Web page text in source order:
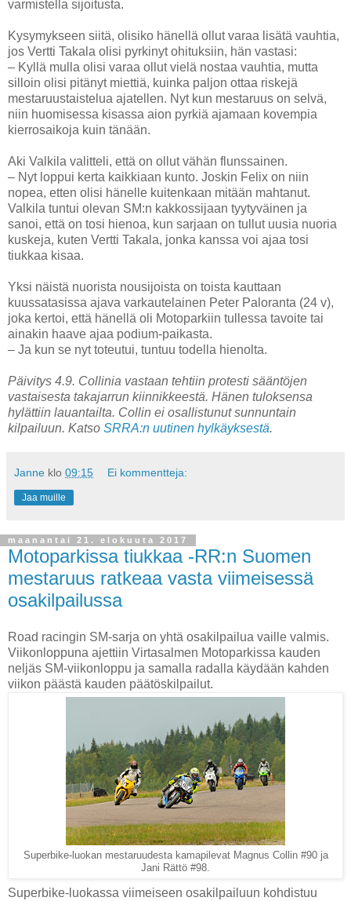
varmistella sijoitusta.
Kysymykseen siitä, olisiko hänellä ollut varaa lisätä vauhtia,
jos Vertti Takala olisi pyrkinyt ohituksiin, hän vastasi:
– Kyllä mulla olisi varaa ollut vielä nostaa vauhtia, mutta
silloin olisi pitänyt miettiä, kuinka paljon ottaa riskejä
mestaruustaistelua ajatellen. Nyt kun mestaruus on selvä,
niin huomisessa kisassa aion pyrkiä ajamaan kovempia
kierrosaikoja kuin tänään.
Aki Valkila valitteli, että on ollut vähän flunssainen.
– Nyt loppui kerta kaikkiaan kunto. Joskin Felix on niin
nopea, etten olisi hänelle kuitenkaan mitään mahtanut.
Valkila tuntui olevan SM:n kakkossijaan tyytyväinen ja
sanoi, että on tosi hienoa, kun sarjaan on tullut uusia nuoria
kuskeja, kuten Vertti Takala, jonka kanssa voi ajaa tosi
tiukkaa kisaa.
Yksi näistä nuorista nousijoista on toista kauttaan
kuussatasissa ajava varkautelainen Peter Paloranta (24 v),
joka kertoi, että hänellä oli Motoparkiin tullessa tavoite tai
ainakin haave ajaa podium-paikasta.
– Ja kun se nyt toteutui, tuntuu todella hienolta.
Päivitys 4.9. Collinia vastaan tehtiin protesti sääntöjen
vastaisesta takajarrun kiinnikkeestä. Hänen tuloksensa
hylättiin lauantailta. Collin ei osallistunut sunnuntain
kilpailuun. Katso SRRA:n uutinen hylkäyksestä.
Janne klo 09:15 Ei kommentteja:
Jaa muille
maanantai 21. elokuuta 2017
Motoparkissa tiukkaa -RR:n Suomen
mestaruus ratkeaa vasta viimeisessä
osakilpailussa
Road racingin SM-sarja on yhtä osakilpailua vaille valmis.
Viikonloppuna ajettiin Virtasalmen Motoparkissa kauden
neljäs SM-viikonloppu ja samalla radalla käydään kahden
viikon päästä kauden päätöskilpailut.
Superbike-luokan mestaruudesta kamapilevat Magnus Collin #90 ja
Jani Rättö #98.
Superbike-luokassa viimeiseen osakilpailuun kohdistuu